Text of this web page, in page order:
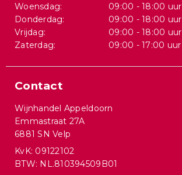
Woensdag:
09:00 - 18:00 uur
Donderdag:
09:00 - 18:00 uur
Vrijdag:
09:00 - 18:00 uur
Zaterdag:
09:00 - 17:00 uur
Contact
Wijnhandel Appeldoorn
Emmastraat 27A
6881 SN Velp
KvK: 09122102
BTW: NL.810394509B01